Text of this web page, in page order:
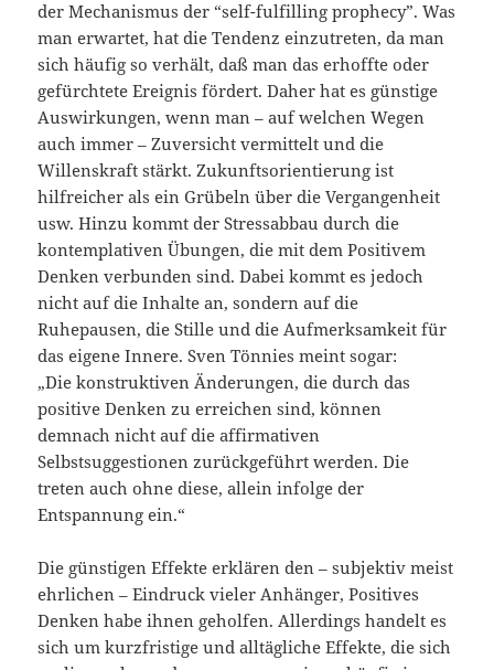
der Mechanismus der “self-fulfilling prophecy”. Was
man erwartet, hat die Tendenz einzutreten, da man
sich häufig so verhält, daß man das erhoffte oder
gefürchtete Ereignis fördert. Daher hat es günstige
Auswirkungen, wenn man – auf welchen Wegen
auch immer – Zuversicht vermittelt und die
Willenskraft stärkt. Zukunftsorientierung ist
hilfreicher als ein Grübeln über die Vergangenheit
usw. Hinzu kommt der Stressabbau durch die
kontemplativen Übungen, die mit dem Positivem
Denken verbunden sind. Dabei kommt es jedoch
nicht auf die Inhalte an, sondern auf die
Ruhepausen, die Stille und die Aufmerksamkeit für
das eigene Innere. Sven Tönnies meint sogar:
„Die konstruktiven Änderungen, die durch das
positive Denken zu erreichen sind, können
demnach nicht auf die affirmativen
Selbstsuggestionen zurückgeführt werden. Die
treten auch ohne diese, allein infolge der
Entspannung ein.“
Die günstigen Effekte erklären den – subjektiv meist
ehrlichen – Eindruck vieler Anhänger, Positives
Denken habe ihnen geholfen. Allerdings handelt es
sich um kurzfristige und alltägliche Effekte, die sich